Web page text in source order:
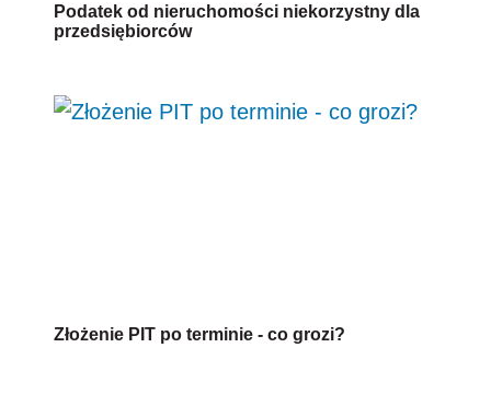
Podatek od nieruchomości niekorzystny dla
przedsiębiorców
Złożenie PIT po terminie - co grozi?